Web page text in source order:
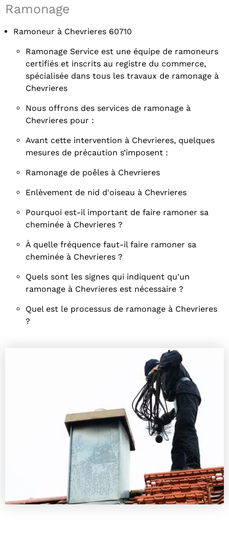
Ramonage
Ramoneur à Chevrieres 60710
Ramonage Service est une équipe de ramoneurs
certifiés et inscrits au registre du commerce,
spécialisée dans tous les travaux de ramonage à
Chevrieres
Nous offrons des services de ramonage à
Chevrieres pour :
Avant cette intervention à Chevrieres, quelques
mesures de précaution s’imposent :
Ramonage de poêles à Chevrieres
Enlèvement de nid d'oiseau à Chevrieres
Pourquoi est-il important de faire ramoner sa
cheminée à Chevrieres ?
À quelle fréquence faut-il faire ramoner sa
cheminée à Chevrieres ?
Quels sont les signes qui indiquent qu'un
ramonage à Chevrieres est nécessaire ?
Quel est le processus de ramonage à Chevrieres
?